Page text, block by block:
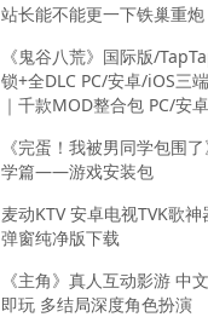
站长能不能更一下铁巢重炮
《鬼谷八荒》国际版/
锁+全DLC PC/安卓/iOS三
｜千款MOD整合包 PC/安
《完蛋！我被男同学包围
学篇——游戏安装包
麦动KTV 安卓电视TVK歌
弹窗纯净版下载
《主角》真人互动影游 中
即玩 多结局深度角色扮演